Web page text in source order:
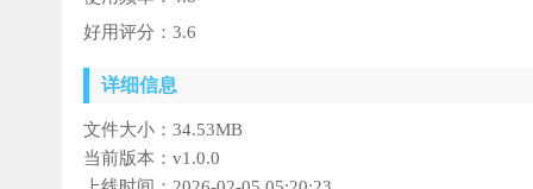
好用评分：3.6
详细信息
文件大小： 34.53MB
当前版本： v1.0.0